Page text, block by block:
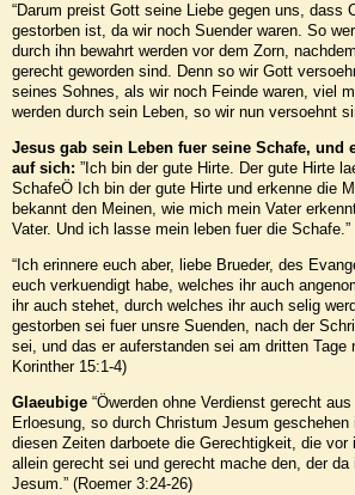
“Darum preist Gott seine Liebe gegen uns, dass
gestorben ist, da wir noch Suender waren. So
durch ihn bewahrt werden vor dem Zorn,
gerecht geworden sind. Denn so wir Gott
seines Sohnes, als wir noch Feinde waren, viel
werden durch sein Leben, so wir nun versoehnt
Jesus gab sein Leben fuer seine Schafe, und
auf sich: ”Ich bin der gute Hirte. Der gute Hirte
SchafeÖ Ich bin der gute Hirte und erkenne die
bekannt den Meinen, wie mich mein Vater
Vater. Und ich lasse mein leben fuer die
“Ich erinnere euch aber, liebe Brueder, des
euch verkuendigt habe, welches ihr auch
ihr auch stehet, durch welches ihr auch selig
gestorben sei fuer unsre Suenden, nach der
sei, und das er auferstanden sei am dritten Tage
Korinther 15:1-4)
Glaeubige “Öwerden ohne Verdienst gerecht
Erloesung, so durch Christum Jesum
diesen Zeiten darboete die Gerechtigkeit, die
allein gerecht sei und gerecht mache den, der
Jesum.” (Roemer 3:24-26)